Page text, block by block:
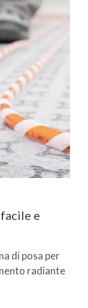
e
di posa per
radiante